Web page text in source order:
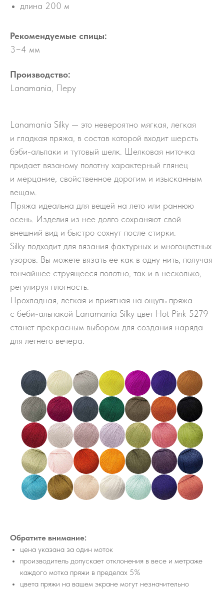
длина 200 м
Рекомендуемые спицы:
3−4 мм
Производство:
Lanamania, Перу
Lanamania Silky — это невероятно мягкая, легкая
и гладкая пряжа, в состав которой входит шерсть
бэби-альпаки и тутовый шелк. Шелковая ниточка
придает вязаному полотну характерный глянец
и мерцание, свойственное дорогим и изысканным
вещам.
Пряжа идеальна для вещей на лето или раннюю
осень. Изделия из нее долго сохраняют свой
внешний вид и быстро сохнут после стирки.
Silky подходит для вязания фактурных и многоцветных
узоров. Вы можете вязать ее как в одну нить, получая
тончайшее струящееся полотно, так и в несколько,
регулируя плотность.
Прохладная, легкая и приятная на ощупь пряжа
с беби-альпакой Lanamania Silky цвет Hot Pink 5279
станет прекрасным выбором для создания наряда
для летнего вечера.
Обратите внимание:
цена указана за один моток
производитель допускает отклонения в весе и метраже
каждого мотка пряжи в пределах 5%
цвета пряжи на вашем экране могут незначительно